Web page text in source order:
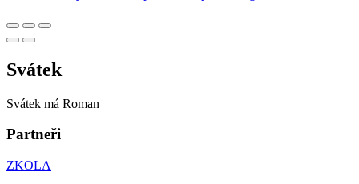
Svátek
Svátek má Roman
Partneři
ZKOLA